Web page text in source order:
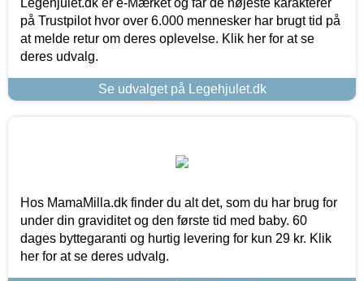
Legehjulet.dk er e-Mærket og får de højeste karakterer
på Trustpilot hvor over 6.000 mennesker har brugt tid på
at melde retur om deres oplevelse. Klik her for at se
deres udvalg.
Se udvalget på Legehjulet.dk
Hos MamaMilla.dk finder du alt det, som du har brug for
under din graviditet og den første tid med baby. 60
dages byttegaranti og hurtig levering for kun 29 kr. Klik
her for at se deres udvalg.